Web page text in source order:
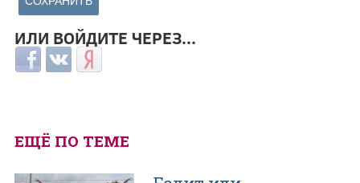
ИЛИ ВОЙДИТЕ ЧЕРЕЗ...
Login with Facebook
Login with ВКонтакте
Login with Яндекс
ЕЩЁ ПО ТЕМЕ